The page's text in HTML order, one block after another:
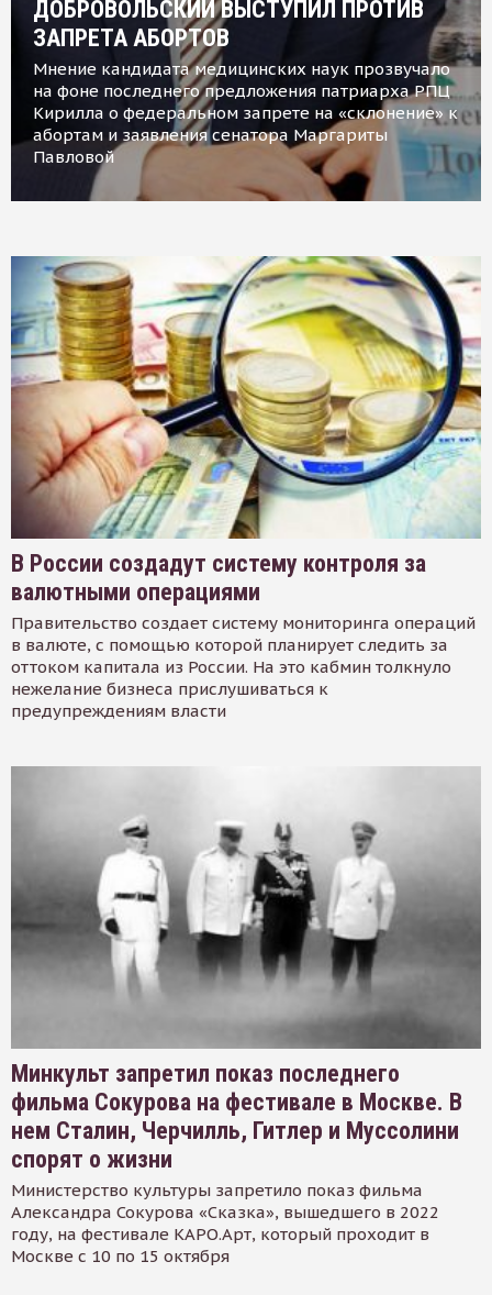
ДОБРОВОЛЬСКИЙ ВЫСТУПИЛ ПРОТИВ
ЗАПРЕТА АБОРТОВ
Мнение кандидата медицинских наук прозвучало
на фоне последнего предложения патриарха РПЦ
Кирилла о федеральном запрете на «склонение» к
абортам и заявления сенатора Маргариты
Павловой
В России создадут систему контроля за
валютными операциями
Правительство создает систему мониторинга операций
в валюте, с помощью которой планирует следить за
оттоком капитала из России. На это кабмин толкнуло
нежелание бизнеса прислушиваться к
предупреждениям власти
Минкульт запретил показ последнего
фильма Сокурова на фестивале в Москве. В
нем Сталин, Черчилль, Гитлер и Муссолини
спорят о жизни
Министерство культуры запретило показ фильма
Александра Сокурова «Сказка», вышедшего в 2022
году, на фестивале КАРО.Арт, который проходит в
Москве с 10 по 15 октября